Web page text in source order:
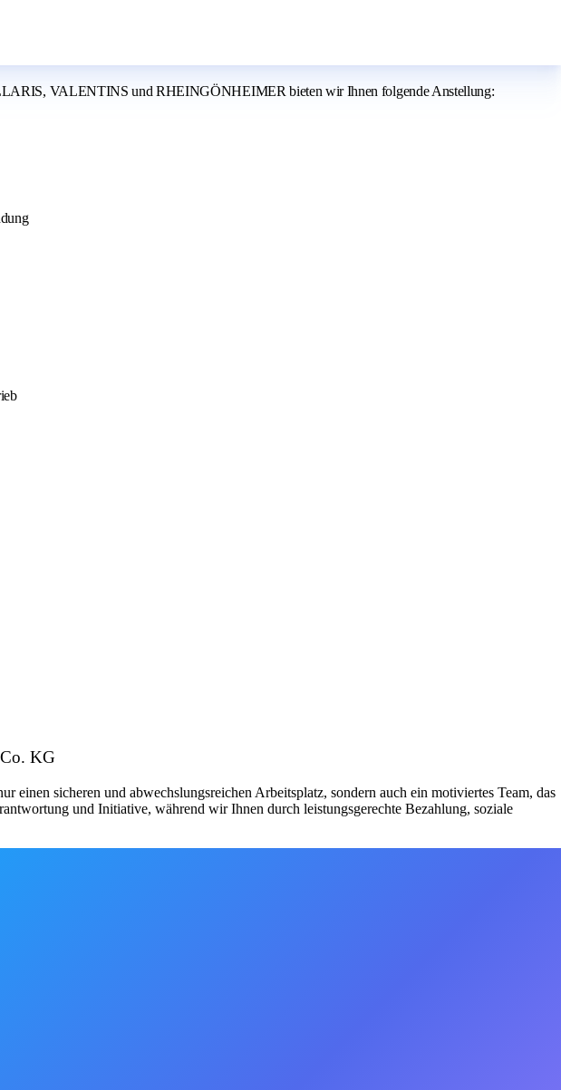
VALENTINS und RHEINGÖNHEIMER bieten wir Ihnen folgende Anstellung:
KG
sicheren und abwechslungsreichen Arbeitsplatz, sondern auch ein motiviertes Team, das
und Initiative, während wir Ihnen durch leistungsgerechte Bezahlung, soziale